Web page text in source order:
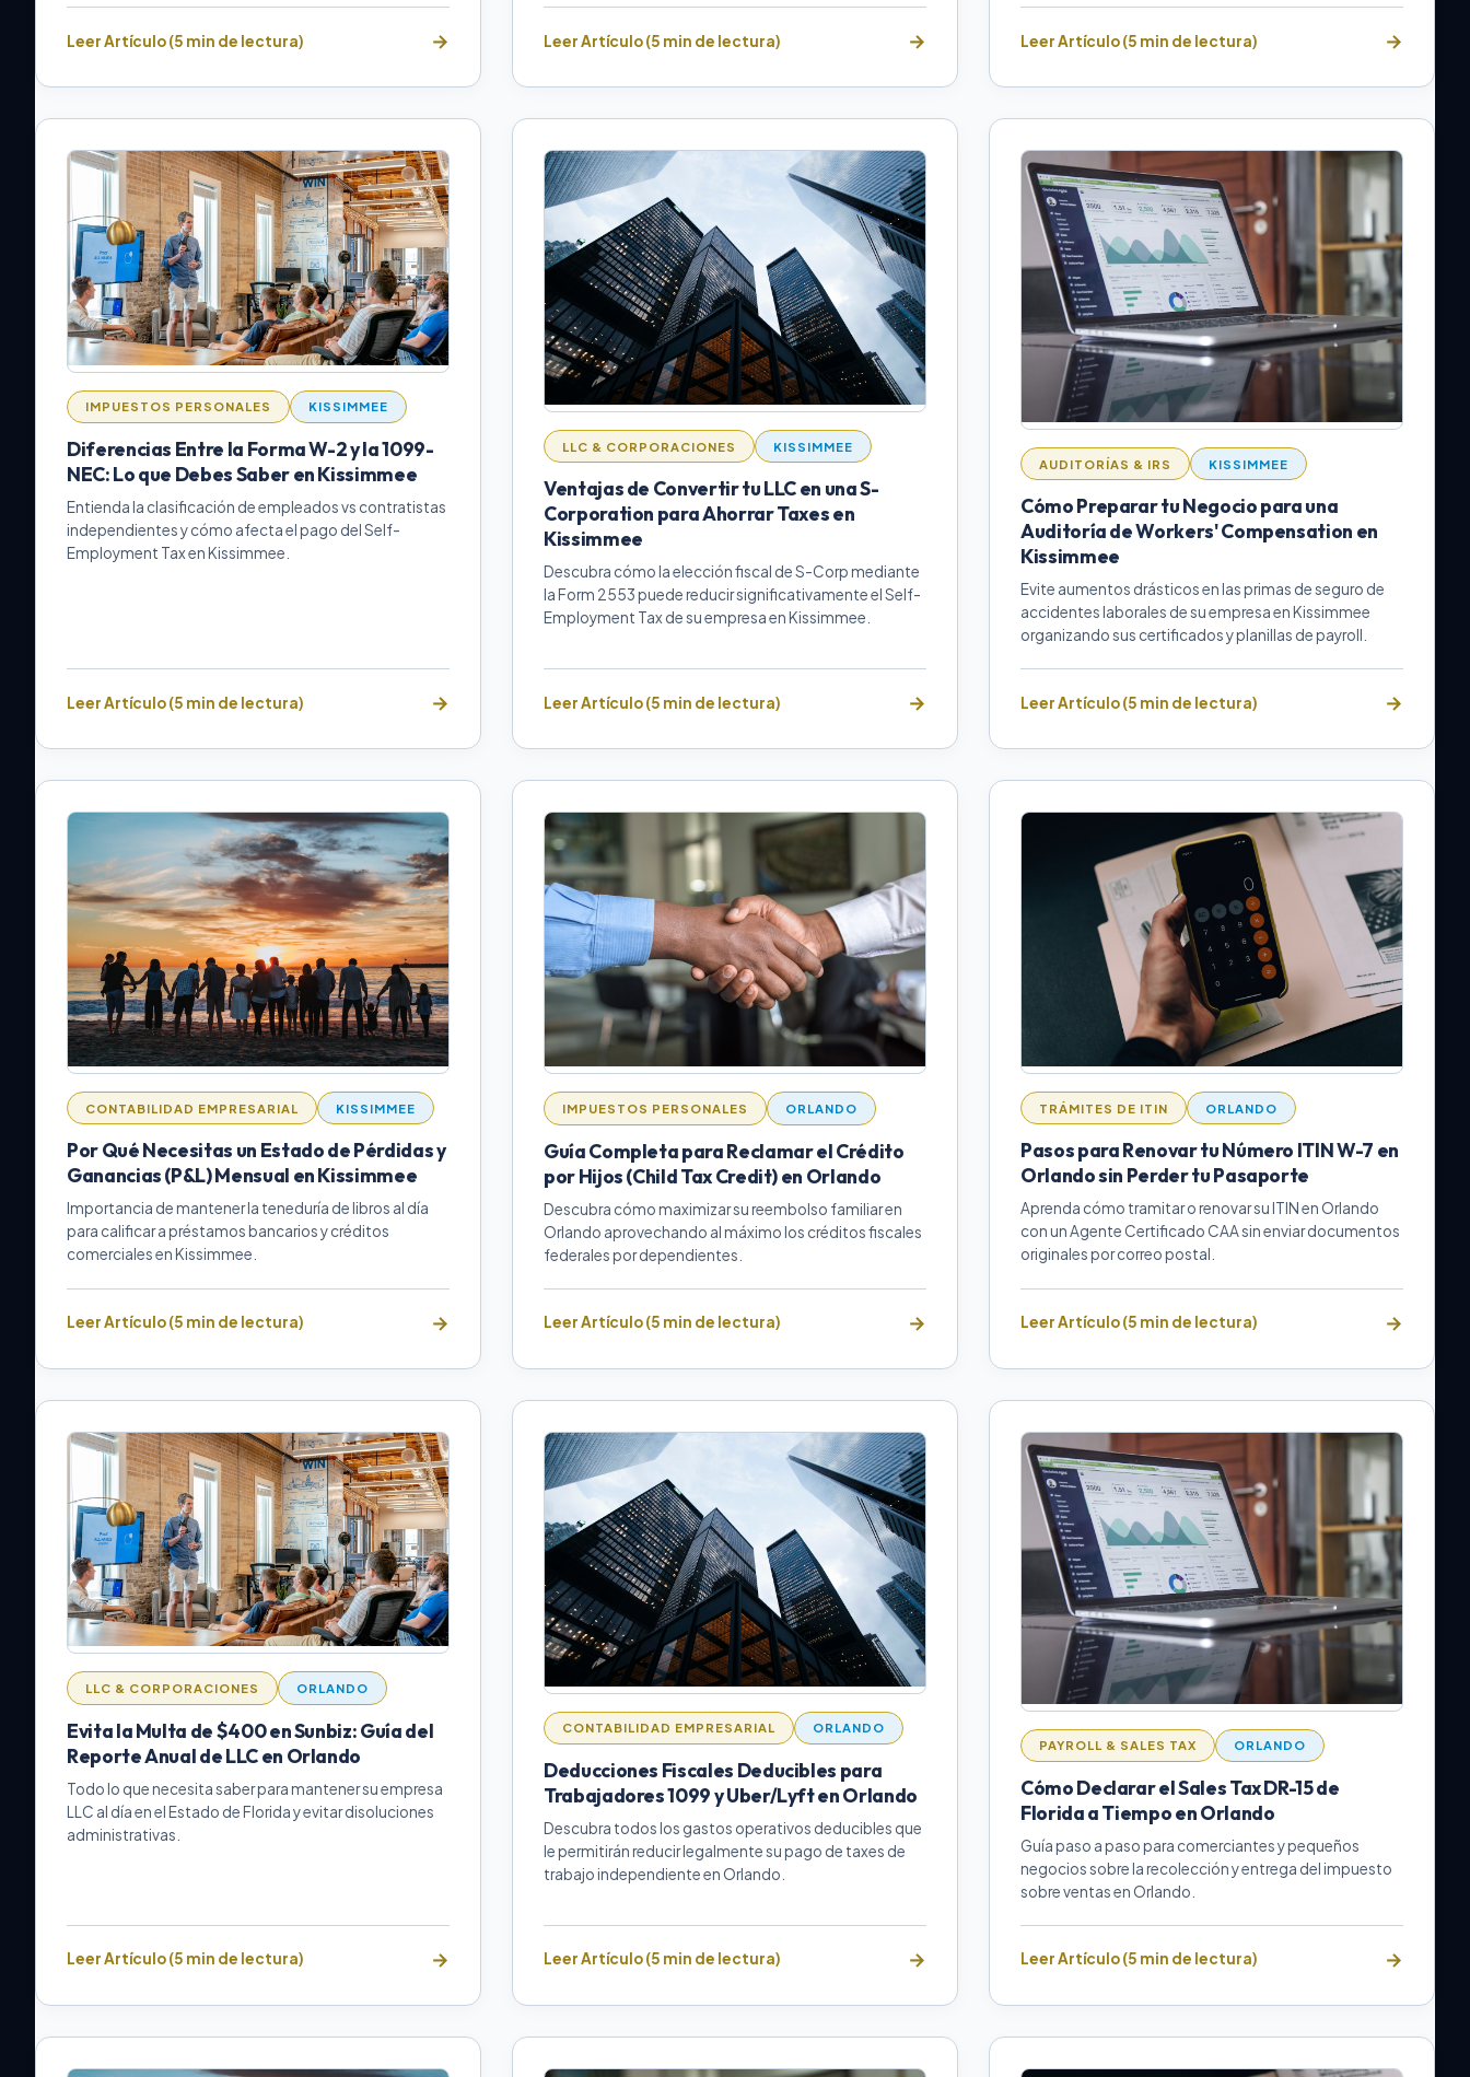
Leer Artículo (5 min de lectura) Leer Artículo (5 min de lectura) Leer Artículo (5 min de lectura)
IMPUESTOS PERSONALES KISSIMMEE
Diferencias Entre la Forma W-2 y la 1099-
NEC: Lo que Debes Saber en Kissimmee
Entienda la clasificación de empleados vs contratistas
independientes y cómo afecta el pago del Self-
Employment Tax en Kissimmee.
Leer Artículo (5 min de lectura)
LLC & CORPORACIONES KISSIMMEE
Ventajas de Convertir tu LLC en una S-
Corporation para Ahorrar Taxes en
Kissimmee
Descubra cómo la elección fiscal de S-Corp mediante
la Form 2553 puede reducir significativamente el Self-
Employment Tax de su empresa en Kissimmee.
Leer Artículo (5 min de lectura)
AUDITORÍAS & IRS KISSIMMEE
Cómo Preparar tu Negocio para una
Auditoría de Workers' Compensation en
Kissimmee
Evite aumentos drásticos en las primas de seguro de
accidentes laborales de su empresa en Kissimmee
organizando sus certificados y planillas de payroll.
Leer Artículo (5 min de lectura)
CONTABILIDAD EMPRESARIAL KISSIMMEE
Por Qué Necesitas un Estado de Pérdidas y
Ganancias (P&L) Mensual en Kissimmee
Importancia de mantener la teneduría de libros al día
para calificar a préstamos bancarios y créditos
comerciales en Kissimmee.
Leer Artículo (5 min de lectura)
IMPUESTOS PERSONALES ORLANDO
Guía Completa para Reclamar el Crédito
por Hijos (Child Tax Credit) en Orlando
Descubra cómo maximizar su reembolso familiar en
Orlando aprovechando al máximo los créditos fiscales
federales por dependientes.
Leer Artículo (5 min de lectura)
TRÁMITES DE ITIN ORLANDO
Pasos para Renovar tu Número ITIN W-7 en
Orlando sin Perder tu Pasaporte
Aprenda cómo tramitar o renovar su ITIN en Orlando
con un Agente Certificado CAA sin enviar documentos
originales por correo postal.
Leer Artículo (5 min de lectura)
LLC & CORPORACIONES ORLANDO
Evita la Multa de $400 en Sunbiz: Guía del
Reporte Anual de LLC en Orlando
Todo lo que necesita saber para mantener su empresa
LLC al día en el Estado de Florida y evitar disoluciones
administrativas.
Leer Artículo (5 min de lectura)
CONTABILIDAD EMPRESARIAL ORLANDO
Deducciones Fiscales Deducibles para
Trabajadores 1099 y Uber/Lyft en Orlando
Descubra todos los gastos operativos deducibles que
le permitirán reducir legalmente su pago de taxes de
trabajo independiente en Orlando.
Leer Artículo (5 min de lectura)
PAYROLL & SALES TAX ORLANDO
Cómo Declarar el Sales Tax DR-15 de
Florida a Tiempo en Orlando
Guía paso a paso para comerciantes y pequeños
negocios sobre la recolección y entrega del impuesto
sobre ventas en Orlando.
Leer Artículo (5 min de lectura)